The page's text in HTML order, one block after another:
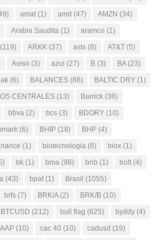
amat (1) amd (47) AMZN (34)
Arabia Saudita (1) aramco (1)
(119) ARKK (37) asts (8) AT&T (5)
Aviso (3) azul (27) B (3) BA(23)
(6) BALANCES (88) BALTIC DRY (1)
CENTRALES (13) Barrick (38)
bbva (2) bcs (3) BDORY (10)
(6) BHIP (18) BHP (4)
(1) biotecnologia (6) biox (1)
bk (1) bma (98) bnb (1) bolt (4)
(43) bpat (1) Brasil (1055)
brfs (7) BRK/A(2) BRK/B (10)
BTCUSD (212) bull flag (625) byddy (4)
(10) cac 40 (10) cadusd (19)